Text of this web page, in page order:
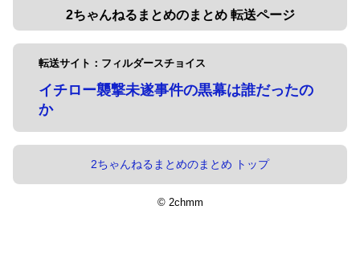
2ちゃんねるまとめのまとめ 転送ページ
転送サイト：フィルダースチョイス
イチロー襲撃未遂事件の黒幕は誰だったの
か
2ちゃんねるまとめのまとめ トップ
© 2chmm